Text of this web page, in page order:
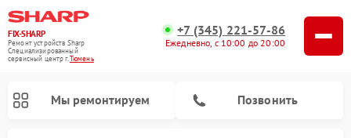
FIX-SHARP
Ремонт устройств Sharp
Специализированный
cервисный центр г.Тюмень
+7 (345) 221-57-86
Ежедневно, с 10:00 до 20:00
Мы ремонтируем Позвонить